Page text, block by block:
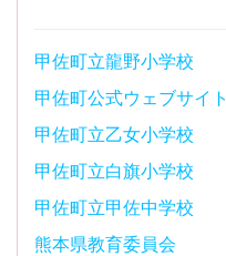
甲佐町立龍野小学校
甲佐町公式ウェブサイト
甲佐町立乙女小学校
甲佐町立白旗小学校
甲佐町立甲佐中学校
熊本県教育委員会